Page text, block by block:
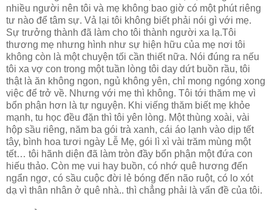
nhiều người nên tôi và mẹ không bao giờ có một phút riêng
tư nào để tâm sự. Vả lại tôi không biết phải nói gì với mẹ.
Sự trưởng thành đã làm cho tôi thành người xa lạ.Tôi
thương mẹ nhưng hình như sự hiện hữu của mẹ nơi tôi
không còn là một chuyện tối cần thiết nữa. Nói đúng ra nếu
tôi xa vợ con trong một tuần lòng tôi day dứt buồn rầu, tôi
thật là ăn không ngon, ngủ không yên, chỉ mong ngóng xong
việc để trở về. Nhưng với mẹ thì không. Tôi tới thăm mẹ vì
bổn phận hơn là tự nguyện. Khi viếng thăm biết mẹ khỏe
mạnh, tu học đều đặn thì tôi yên lòng. Một thùng xoài, vài
hộp sầu riêng, năm ba gói trà xanh, cái áo lạnh vào dịp tết
tây, bình hoa tươi ngày Lễ Mẹ, gói lì xì vài trăm mùng một
tết… tôi hãnh diện đã làm tròn đầy bổn phận một đứa con
hiếu thảo. Còn mẹ vui hay buồn, có nhớ quê hương đến
ngẩn ngơ, có sầu cuộc đời lẻ bóng đến não ruột, có lo xót
dạ vì thân nhân ở quê nhà.. thì chẳng phải là vấn đề của tôi.